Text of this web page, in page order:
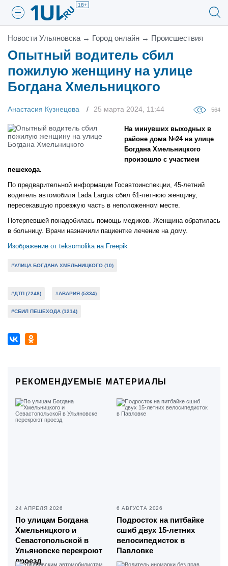
18+
Новости Ульяновска → Город онлайн → Проиcшествия
Опытный водитель сбил
пожилую женщину на улице
Богдана Хмельницкого
Анастасия Кузнецова 25 марта 2024, 11:44 564
На минувших выходных в
районе дома №24 на улице
Богдана Хмельницкого
произошло с участием
пешехода.
По предварительной информации Госавтоинспекции, 45-летний
водитель автомобиля Lada Largus сбил 61-летнюю женщину,
пересекавшую проезжую часть в неположенном месте.
Потерпевшей понадобилась помощь медиков. Женщина обратилась
в больницу. Врачи назначили пациентке лечение на дому.
Изображение от teksomolika на Freepik
#УЛИЦА БОГДАНА ХМЕЛЬНИЦКОГО (10)
#ДТП (7248) #АВАРИЯ (5334)
#СБИЛ ПЕШЕХОДА (1214)
РЕКОМЕНДУЕМЫЕ МАТЕРИАЛЫ
24 АПРЕЛЯ 2026
По улицам Богдана
Хмельницкого и
Севастопольской в
Ульяновске перекроют
проезд
6 АВГУСТА 2026
Подросток на питбайке
сшиб двух 15-летних
велосипедисток в
Павловке